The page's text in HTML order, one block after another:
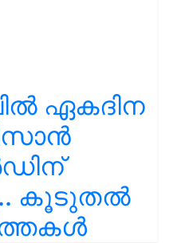
ഏകദിന
കൂടുതൽ